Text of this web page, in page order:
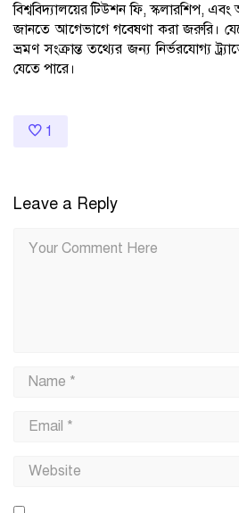
বিশ্ববিদ্যালয়ের টিউশন ফি, স্কলারশিপ, এবং
জানতে আগেভাগে গবেষণা করা জরুরি।
ভ্রমণ সংক্রান্ত তথ্যের জন্য নির্ভরযোগ্য
যেতে পারে।
1
Leave a Reply